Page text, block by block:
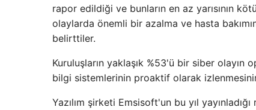
rapor edildiği ve bunların en az yarısının
olaylarda önemli bir azalma ve hasta
belirttiler.
Kuruluşların yaklaşık %53'ü bir siber olayın
bilgi sistemlerinin proaktif olarak
Yazılım şirketi Emsisoft'un bu yıl